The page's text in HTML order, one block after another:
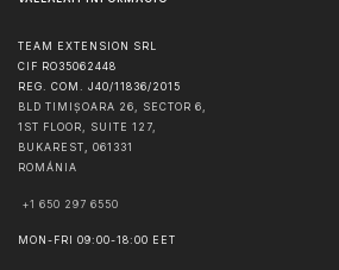
TEAM EXTENSION SRL
CIF RO35062448
REG. COM. J40/11836/2015
BLD TIMIȘOARA 26, SECTOR 6,
1ST FLOOR, SUITE 127,
BUKAREST
061331
ROMÁNIA
+1 650 297 6550
MON-FRI 09:00-18:00 EET